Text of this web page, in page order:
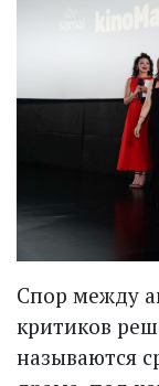
Спор между
критиков
называются